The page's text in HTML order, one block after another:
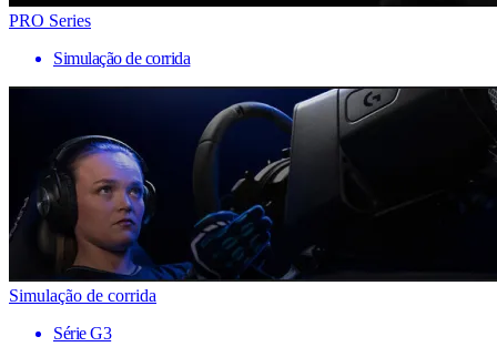
PRO Series
Simulação de corrida
Simulação de corrida
Série G3